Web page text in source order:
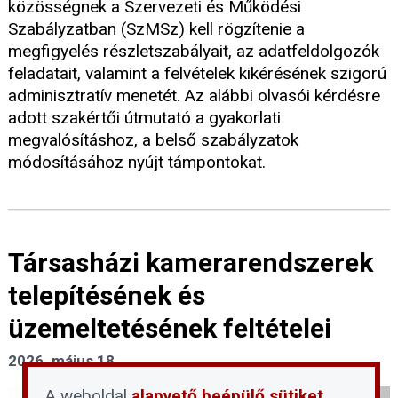
közösségnek a Szervezeti és Működési
Szabályzatban (SzMSz) kell rögzítenie a
megfigyelés részletszabályait, az adatfeldolgozók
feladatait, valamint a felvételek kikérésének szigorú
adminisztratív menetét. Az alábbi olvasói kérdésre
adott szakértői útmutató a gyakorlati
megvalósításhoz, a belső szabályzatok
módosításához nyújt támpontokat.
Társasházi kamerarendszerek
telepítésének és
üzemeltetésének feltételei
2026. május 18.